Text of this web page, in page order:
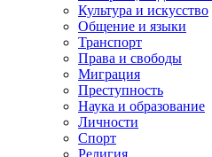
Культура и искусство
Общение и языки
Транспорт
Права и свободы
Миграция
Преступность
Наука и образование
Личности
Спорт
Религия